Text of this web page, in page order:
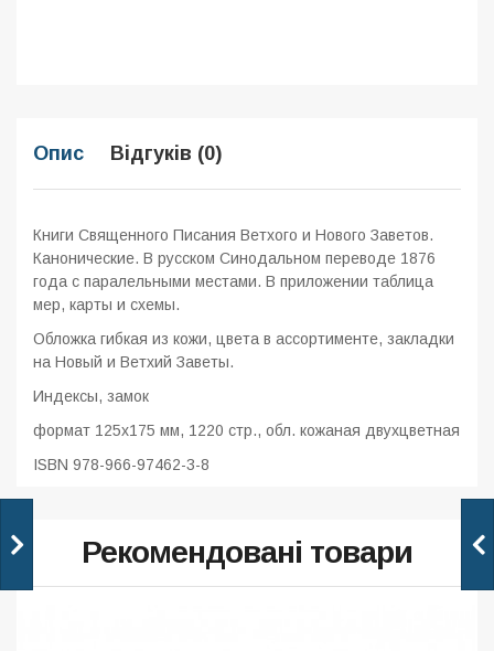
Опис Відгуків (0)
Книги Священного Писания Ветхого и Нового Заветов.
Канонические. В русском Синодальном переводе 1876
года с паралельными местами. В приложении таблица
мер, карты и схемы.
Обложка гибкая из кожи, цвета в ассортименте, закладки
на Новый и Ветхий Заветы.
Индексы, замок
формат 125x175 мм, 1220 стр., обл. кожаная двухцветная
ISBN 978-966-97462-3-8
Рекомендовані товари